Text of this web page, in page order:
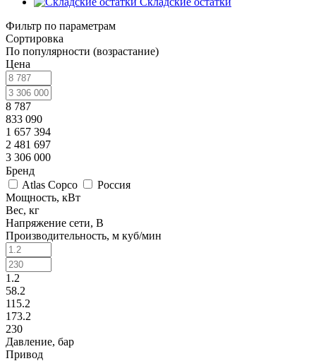
Фильтр по параметрам
Сортировка
По популярности (возрастание)
Цена
8 787
833 090
1 657 394
2 481 697
3 306 000
Бренд
Atlas Copco
Россия
Мощность, кВт
Вес, кг
Напряжение сети, В
Производительность, м куб/мин
1.2
58.2
115.2
173.2
230
Давление, бар
Привод